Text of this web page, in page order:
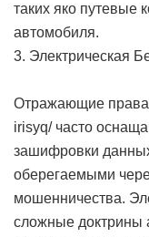
таких яко путевые
автомобиля.
3. Электрическая
Отражающие права
irisyq/часто
зашифровки
оберегаемыми
мошенничества.
сложные доктрины